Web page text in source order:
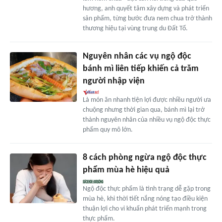
hương, anh quyết tâm xây dựng và phát triển
sản phẩm, từng bước đưa nem chua trở thành
thương hiệu tại vùng trung du Đất Tổ.
Nguyên nhân các vụ ngộ độc
bánh mì liên tiếp khiến cả trăm
người nhập viện
Là món ăn nhanh tiện lợi được nhiều người ưa
chuộng nhưng thời gian qua, bánh mì lại trở
thành nguyên nhân của nhiều vụ ngộ độc thực
phẩm quy mô lớn.
8 cách phòng ngừa ngộ độc thực
phẩm mùa hè hiệu quả
Ngộ độc thực phẩm là tình trạng dễ gặp trong
mùa hè, khi thời tiết nắng nóng tạo điều kiện
thuận lợi cho vi khuẩn phát triển mạnh trong
thực phẩm.